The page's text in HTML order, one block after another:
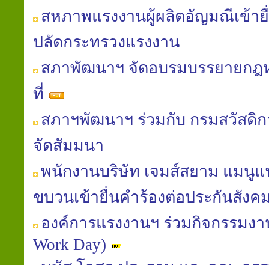
สหภาพแรงงานผู้ผลิตอัญมณีเข้า
ปลัดกระทรวงแรงงาน
สภาพัฒนาฯ จัดอบรมบรรยายกฎ
ที่
สภาฯพัฒนาฯ ร่วมกับ กรมสวัสดิก
จัดสัมมนา
พนักงานบริษัท เจมส์สยาม แมนูแ
ขบวนเข้ายื่นคำร้องต่อประกันสังค
องค์การแรงงานฯ ร่วมกิจกรรมง
Work Day)